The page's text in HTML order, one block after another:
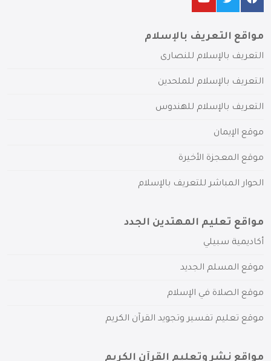
مواقع التعريف بالإسلام
التعريف بالإسلام للنصارى
التعريف بالإسلام للملحدين
التعريف بالإسلام للهندوس
موقع الإيمان
موقع المعجزة الأخيرة
الحوار المباشر للتعريف بالإسلام
مواقع تعليم المهتدين الجدد
أكاديمية سبيلي
موقع المسلم الجديد
موقع الصلاة في الإسلام
موقع تعليم تفسير وتجويد القرآن الكريم
مواقع نشر وتعليم القرآن الكريم